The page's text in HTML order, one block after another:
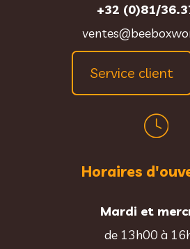
+32 (0)81/
Service client
Horaires
Mardi et
de 13h00 à